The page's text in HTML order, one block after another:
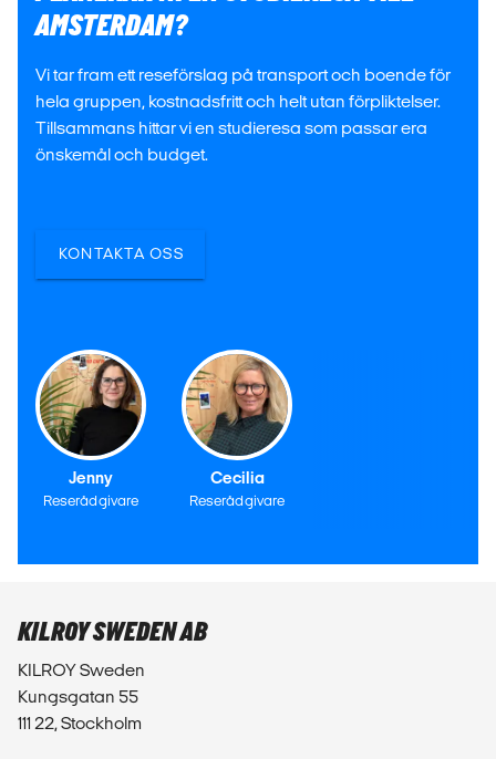
AMSTERDAM?
Vi tar fram ett reseförslag på transport och boende för
hela gruppen, kostnadsfritt och helt utan förpliktelser.
Tillsammans hittar vi en studieresa som passar era
önskemål och budget.
KONTAKTA OSS
Jenny
Reserådgivare
Cecilia
Reserådgivare
KILROY SWEDEN AB
KILROY Sweden
Kungsgatan 55
111 22, Stockholm